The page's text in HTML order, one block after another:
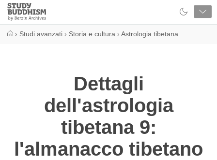
Close
Study
Buddhism
› Studi avanzati › Storia e cultura › Astrologia tibetana
Dettagli
dell'astrologia
tibetana 9:
l'almanacco tibetano